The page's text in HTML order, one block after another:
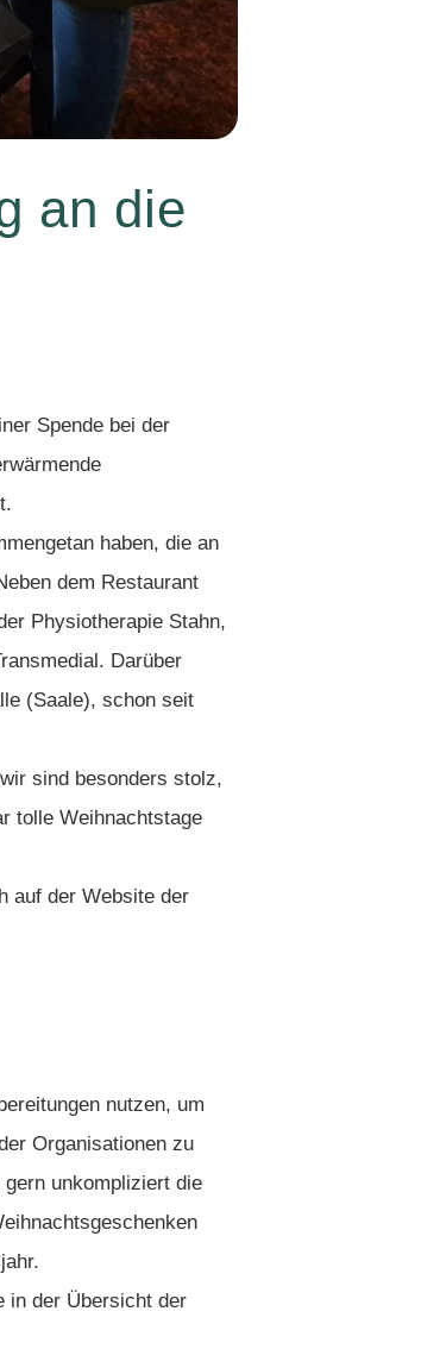
an die
Spende bei der
haben, die an
dem Restaurant
Physiotherapie Stahn,
Darüber
(Saale), schon seit
sind besonders stolz,
tolle Weihnachtstage
auf der Website der
nutzen, um
Organisationen zu
unkompliziert die
in der Übersicht der